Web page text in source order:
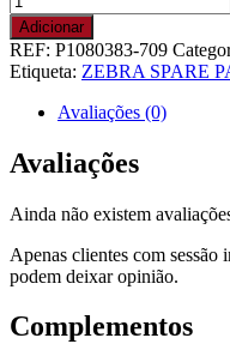
de
Kit,
Cover
Assembly
Colored
Models,
ZD230D,
Adicionar
REF: P1080383-709
Etiqueta: ZEBRA SPARE
Avaliações (0)
Avaliações
Ainda não existem
Apenas clientes com sessão
podem deixar opinião.
Complementos